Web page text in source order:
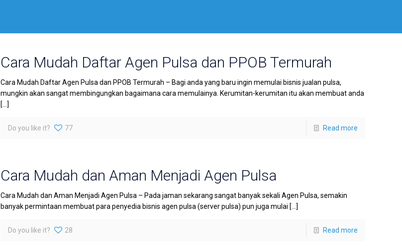
Cara Mudah Daftar Agen Pulsa dan PPOB Termurah
Cara Mudah Daftar Agen Pulsa dan PPOB Termurah – Bagi anda yang baru ingin memulai bisnis jualan pulsa,
mungkin akan sangat membingungkan bagaimana cara memulainya. Kerumitan-kerumitan itu akan membuat anda
[…]
Do you like it? 77 Read more
Cara Mudah dan Aman Menjadi Agen Pulsa
Cara Mudah dan Aman Menjadi Agen Pulsa – Pada jaman sekarang sangat banyak sekali Agen Pulsa, semakin
banyak permintaan membuat para penyedia bisnis agen pulsa (server pulsa) pun juga mulai […]
Do you like it? 28 Read more